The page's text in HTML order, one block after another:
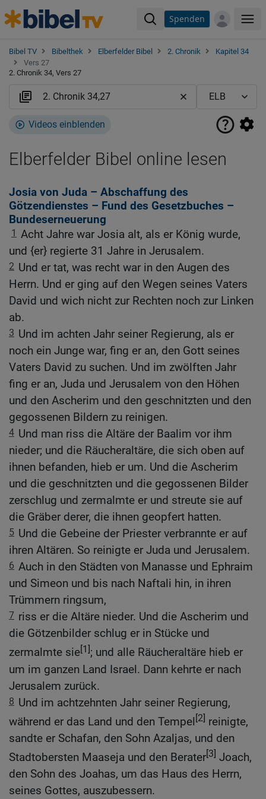
Spenden
Bibel TV Bibelthek Elberfelder Bibel 2. Chronik
Kapitel 34
Vers 27
2. Chronik 34, Vers 27
Videos einblenden
Elberfelder Bibel online lesen
Josia von Juda – Abschaffung des
Götzendienstes – Fund des Gesetzbuches –
Bundeserneuerung
1 Acht Jahre war Josia alt, als er König wurde,
und {er} regierte 31 Jahre in Jerusalem.
2 Und er tat, was recht war in den Augen des
Herrn. Und er ging auf den Wegen seines Vaters
David und wich nicht zur Rechten noch zur Linken
ab.
3 Und im achten Jahr seiner Regierung, als er
noch ein Junge war, fing er an, den Gott seines
Vaters David zu suchen. Und im zwölften Jahr
fing er an, Juda und Jerusalem von den Höhen
und den Ascherim und den geschnitzten und den
gegossenen Bildern zu reinigen.
4 Und man riss die Altäre der Baalim vor ihm
nieder; und die Räucheraltäre, die sich oben auf
ihnen befanden, hieb er um. Und die Ascherim
und die geschnitzten und die gegossenen Bilder
zerschlug und zermalmte er und streute sie auf
die Gräber derer, die ihnen geopfert hatten.
5 Und die Gebeine der Priester verbrannte er auf
ihren Altären. So reinigte er Juda und Jerusalem.
6 Auch in den Städten von Manasse und Ephraim
und Simeon und bis nach Naftali hin, in ihren
Trümmern ringsum,
7 riss er die Altäre nieder. Und die Ascherim und
die Götzenbilder schlug er in Stücke und
zermalmte sie[1]; und alle Räucheraltäre hieb er
um im ganzen Land Israel. Dann kehrte er nach
Jerusalem zurück.
8 Und im achtzehnten Jahr seiner Regierung,
während er das Land und den Tempel [2] reinigte,
sandte er Schafan, den Sohn Azaljas, und den
Stadtobersten Maaseja und den Berater[3] Joach,
den Sohn des Joahas, um das Haus des Herrn,
seines Gottes, auszubessern.